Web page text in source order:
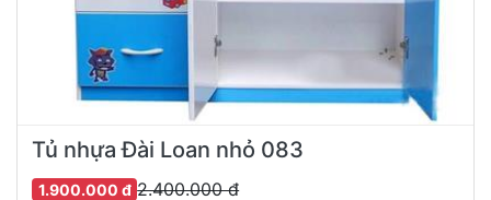
Tủ nhựa Đài Loan nhỏ 083
2.400.000 đ
1.900.000 đ